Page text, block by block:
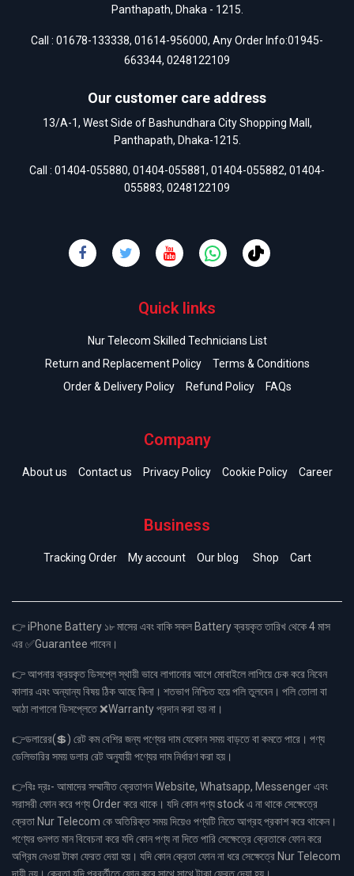
Panthapath, Dhaka - 1215.
Call : 01678-133338, 01614-956000, Any Order Info:01945-
663344, 0248122109
Our customer care address
13/A-1, West Side of Bashundhara City Shopping Mall,
Panthapath, Dhaka-1215.
Call : 01404-055880, 01404-055881, 01404-055882, 01404-
055883, 0248122109
Quick links
Nur Telecom Skilled Technicians List
Return and Replacement Policy
Terms & Conditions
Order & Delivery Policy
Refund Policy FAQs
Company
About us Contact us Privacy Policy Cookie Policy Career
Business
Tracking Order My account Our blog Shop Cart
👉 iPhone Battery ১৮ মাসের এবং বাকি সকল Battery ক্রয়কৃত তারিখ থেকে 4 মাস
এর ✅Guarantee পাবেন।
👉 আপনার ক্রয়কৃত ডিসপ্লে স্থায়ী ভাবে লাগানোর আগে মোবাইলে লাগিয়ে চেক করে নিবেন
কালার এবং অন্যান্য বিষয় ঠিক আছে কিনা। শতভাগ নিশ্চিত হয়ে পলি তুলবেন। পলি তোলা বা
আঠা লাগানো ডিসপ্লেতে ❌Warranty প্রদান করা হয় না।
👉ডলারের(💲) রেট কম বেশির জন্য পণ্যের দাম যেকোন সময় বাড়তে বা কমতে পারে। পণ্য
ডেলিভারির সময় ডলার রেট অনুযায়ী পণ্যের দাম নির্ধারণ করা হয়।
👉বিঃ দ্রঃ- আমাদের সম্মানীত ক্রেতাগন Website, Whatsapp, Messenger এবং
সরাসরী ফোন করে পণ্য Order করে থাকে। যদি কোন পণ্য stock এ না থাকে সেক্ষেত্রে
ক্রেতা Nur Telecom কে অতিরিক্ত সময় দিয়েও পণ্যটি নিতে আগ্রহ প্রকাশ করে থাকেন।
পণ্যের গুনগত মান বিবেচনা করে যদি কোন পণ্য না দিতে পারি সেক্ষেত্রে ক্রেতাকে ফোন করে
অগ্রিম নেওয়া টাকা ফেরত দেয়া হয়। যদি কোন ক্রেতা ফোন না ধরে সেক্ষেত্রে Nur Telecom